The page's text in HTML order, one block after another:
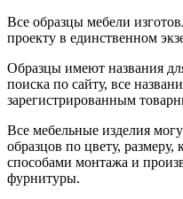
Все образцы мебели
проекту в единственном
Образцы имеют названия
поиска по сайту, все
зарегистрированным
Все мебельные изделия
образцов по цвету,
способами монтажа и
фурнитуры.